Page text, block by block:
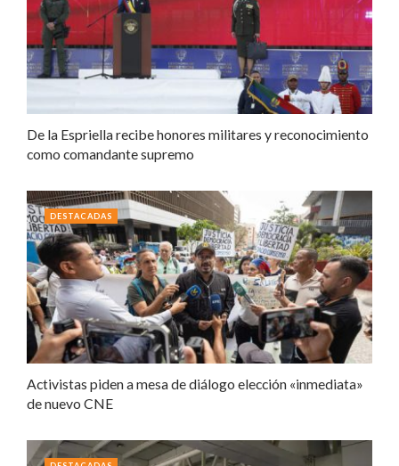
De la Espriella recibe honores militares y reconocimiento
como comandante supremo
Activistas piden a mesa de diálogo elección «inmediata»
de nuevo CNE
DESTACADAS